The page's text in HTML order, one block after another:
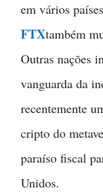
em vários
FTXtambém
Outras nações
vanguarda da
recentemente
cripto do
paraíso fiscal
Unidos.